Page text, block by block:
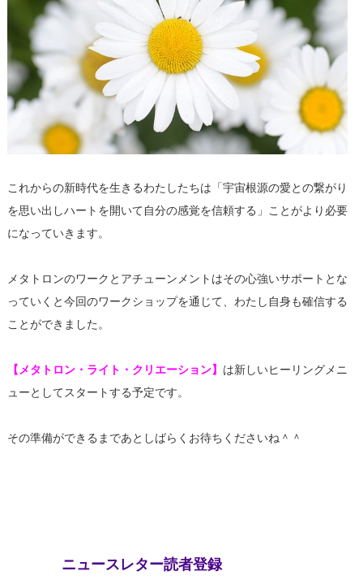
これからの新時代を生きるわたしたちは「宇宙根源の愛との繋がり
を思い出しハートを開いて自分の感覚を信頼する」ことがより必要
になっていきます。
メタトロンのワークとアチューンメントはその心強いサポートとな
っていくと今回のワークショップを通じて、わたし自身も確信する
ことができました。
【メタトロン・ライト・クリエーション】 は新しいヒーリングメニ
ューとしてスタートする予定です。
その準備ができるまであとしばらくお待ちくださいね＾＾
ニュースレター読者登録